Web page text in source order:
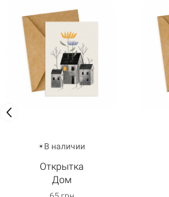
В наличии
Открытка
Дом